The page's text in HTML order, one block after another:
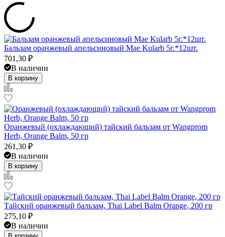
Бальзам оранжевый апельсиновый Mae Kularb 5г.*12шт.
701,30 ₽
В наличии
В корзину
Оранжевый (охлаждающий) тайский бальзам от Wangprom
Herb, Orange Balm, 50 гр
261,30 ₽
В наличии
В корзину
Тайский оранжевый бальзам, Thai Label Balm Orange, 200 гр
275,10 ₽
В наличии